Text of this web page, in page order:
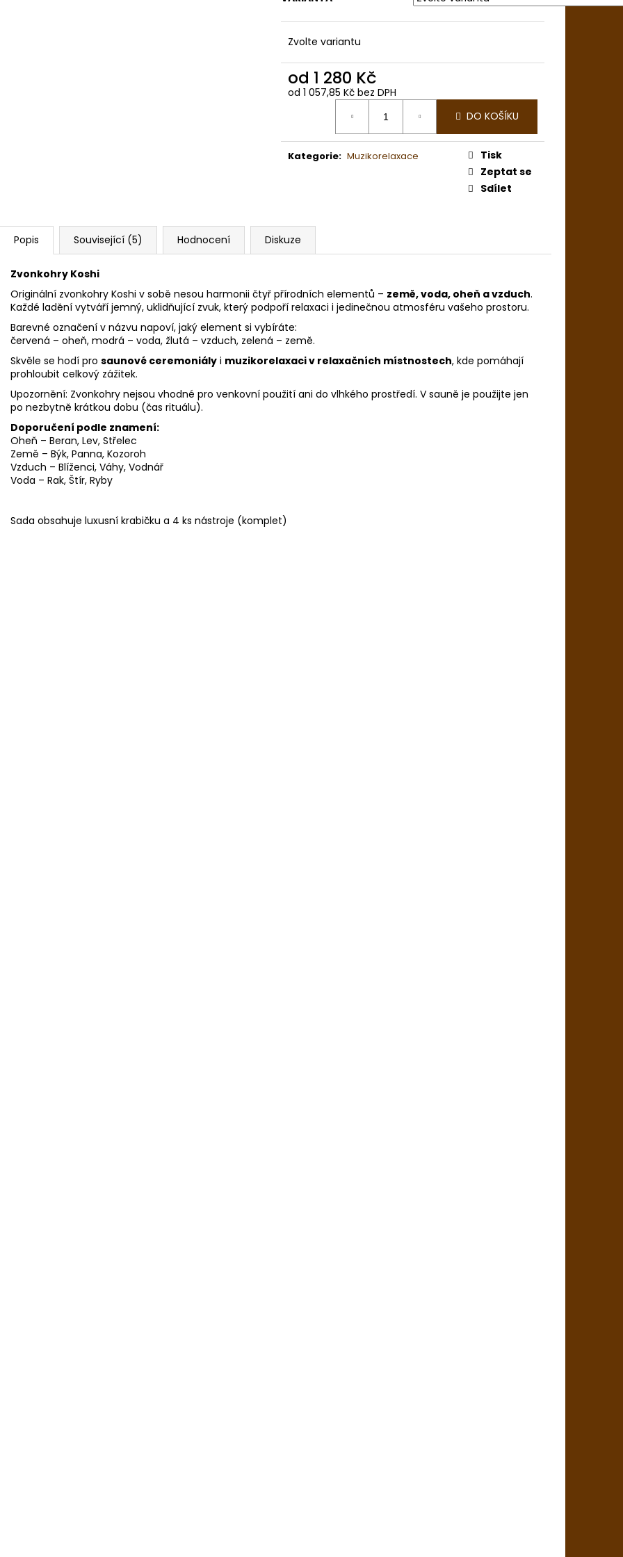
Zvolte variantu
od 1 280 Kč
od 1 057,85 Kč bez DPH
DO KOŠÍKU
Kategorie: Muzikorelaxace
Tisk
Zeptat se
Sdílet
Popis Související (5) Hodnocení Diskuze
Zvonkohry Koshi
Originální zvonkohry Koshi v sobě nesou harmonii čtyř přírodních elementů – země, voda, oheň a vzduch.
Každé ladění vytváří jemný, uklidňující zvuk, který podpoří relaxaci i jedinečnou atmosféru vašeho prostoru.
Barevné označení v názvu napoví, jaký element si vybíráte:
červená – oheň, modrá – voda, žlutá – vzduch, zelená – země.
Skvěle se hodí pro saunové ceremoniály i muzikorelaxaci v relaxačních místnostech, kde pomáhají
prohloubit celkový zážitek.
Upozornění: Zvonkohry nejsou vhodné pro venkovní použití ani do vlhkého prostředí. V sauně je použijte jen
po nezbytně krátkou dobu (čas rituálu).
Doporučení podle znamení:
Oheň – Beran, Lev, Střelec
Země – Býk, Panna, Kozoroh
Vzduch – Blíženci, Váhy, Vodnář
Voda – Rak, Štír, Ryby
Sada obsahuje luxusní krabičku a 4 ks nástroje (komplet)
ROHOŽ DO SAUNY